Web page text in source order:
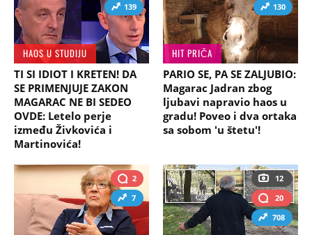
139
HAOS U STUDIJU
TI SI IDIOT I KRETEN! DA
SE PRIMENJUJE ZAKON
MAGARAC NE BI SEDEO
OVDE: Letelo perje
između Živkovića i
Martinovića!
130
HIT PRIČA
PARIO SE, PA SE ZALJUBIO:
Magarac Jadran zbog
ljubavi napravio haos u
gradu! Poveo i dva ortaka
sa sobom 'u štetu'!
2
7
12
20
708